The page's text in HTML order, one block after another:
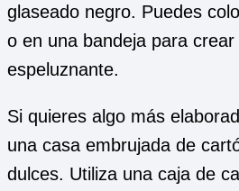
glaseado negro. Puedes
o en una bandeja para
espeluznante.
Si quieres algo más
una casa embrujada de
dulces. Utiliza una caja de